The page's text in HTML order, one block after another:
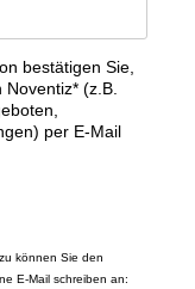
bestätigen Sie,
(z.B.
per E-Mail
können Sie den
E-Mail schreiben an: